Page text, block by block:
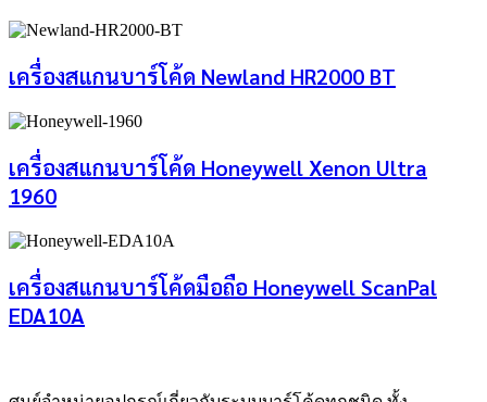
เครื่องสแกนบาร์โค้ด Newland HR2000 BT
เครื่องสแกนบาร์โค้ด Honeywell Xenon Ultra
1960
เครื่องสแกนบาร์โค้ดมือถือ Honeywell ScanPal
EDA10A